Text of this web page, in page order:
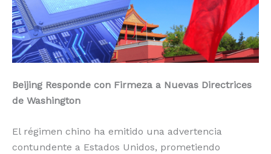
o
k
p
k
Beijing Responde con Firmeza a Nuevas Directrices
de Washington
El régimen chino ha emitido una advertencia
contundente a Estados Unidos, prometiendo